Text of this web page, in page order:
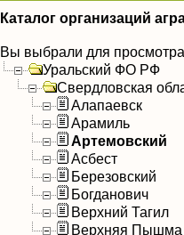
Каталог организаций
Вы выбрали для
Уральский ФО РФ
Свердловская
Алапаевск
Арамиль
Артемовский
Асбест
Березовский
Богданович
Верхний Тагил
Верхняя Пышма